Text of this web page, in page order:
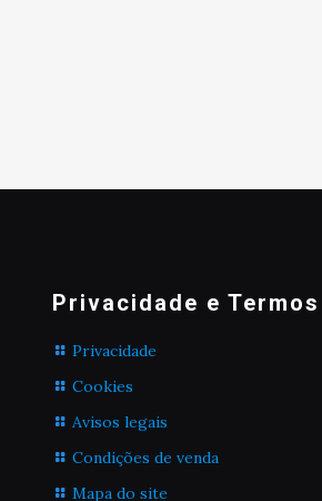
Privacidade e Termos
Privacidade
Cookies
Avisos legais
Condições de venda
Mapa do site